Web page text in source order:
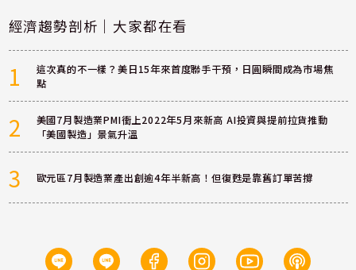
經濟趨勢剖析｜大家都在看
1
這次真的不一樣？美日15年來首度聯手干預，日圓瞬間成為市場焦
點
2
美國7月製造業PMI衝上2022年5月來新高 AI投資與提前拉貨推動
「美國製造」景氣升溫
3 歐元區7月製造業產出創逾4年半新高！但復甦是靠舊訂單苦撐